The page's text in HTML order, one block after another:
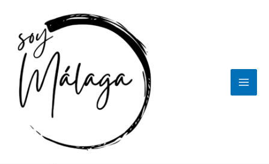
contenido